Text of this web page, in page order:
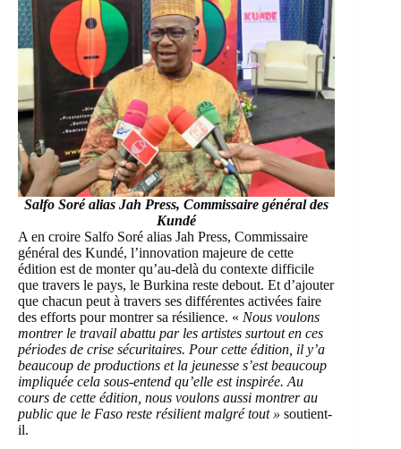
Salfo Soré alias Jah Press, Commissaire général des
Kundé
A en croire Salfo Soré alias Jah Press, Commissaire
général des Kundé, l’innovation majeure de cette
édition est de monter qu’au-delà du contexte difficile
que travers le pays, le Burkina reste debout. Et d’ajouter
que chacun peut à travers ses différentes activées faire
des efforts pour montrer sa résilience. « Nous voulons
montrer le travail abattu par les artistes surtout en ces
périodes de crise sécuritaires. Pour cette édition, il y’a
beaucoup de productions et la jeunesse s’est beaucoup
impliquée cela sous-entend qu’elle est inspirée. Au
cours de cette édition, nous voulons aussi montrer au
public que le Faso reste résilient malgré tout » soutient-
il.